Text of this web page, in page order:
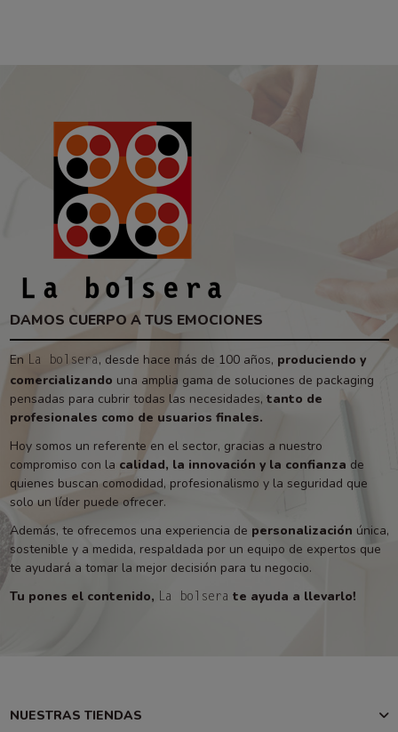
DAMOS CUERPO A TUS EMOCIONES
En La bolsera , desde hace más de 100 años, produciendo y
comercializando una amplia gama de soluciones de packaging
pensadas para cubrir todas las necesidades, tanto de
profesionales como de usuarios finales.
Hoy somos un referente en el sector, gracias a nuestro
compromiso con la calidad, la innovación y la confianza de
quienes buscan comodidad, profesionalismo y la seguridad que
solo un líder puede ofrecer.
Además, te ofrecemos una experiencia de personalización única,
sostenible y a medida, respaldada por un equipo de expertos que
te ayudará a tomar la mejor decisión para tu negocio.
Tu pones el contenido, La bolsera te ayuda a llevarlo!
NUESTRAS TIENDAS